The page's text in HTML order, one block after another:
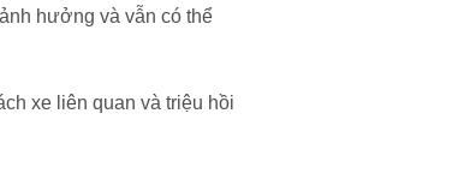
hưởng và vẫn có thể
xe liên quan và triệu hồi